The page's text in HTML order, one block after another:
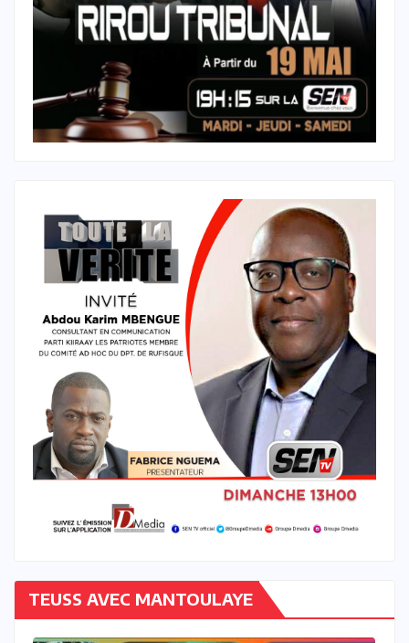
TEUSS AVEC MANTOULAYE